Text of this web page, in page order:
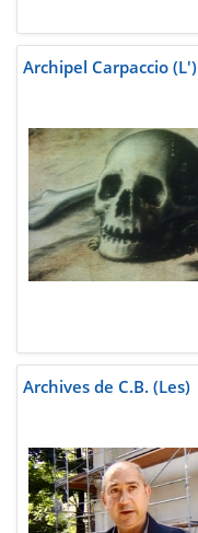
Archipel Carpaccio (L')
Archives de C.B. (Les)